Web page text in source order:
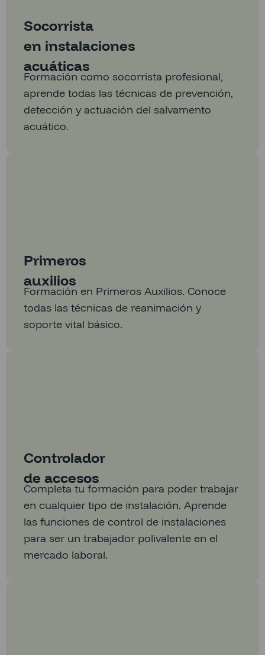
Socorrista
en instalaciones
acuáticas
Formación como socorrista profesional,
aprende todas las técnicas de prevención,
detección y actuación del salvamento
acuático.
Primeros
auxilios
Formación en Primeros Auxilios. Conoce
todas las técnicas de reanimación y
soporte vital básico.
Controlador
de accesos
Completa tu formación para poder trabajar
en cualquier tipo de instalación. Aprende
las funciones de control de instalaciones
para ser un trabajador polivalente en el
mercado laboral.